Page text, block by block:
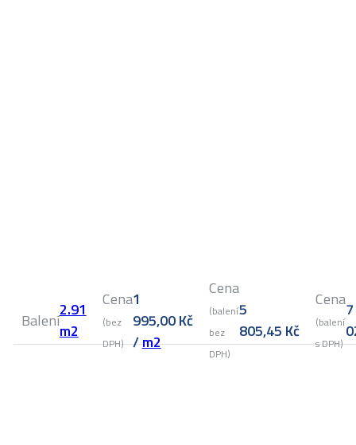
Balení2.91
m2
Cena
(bez
DPH)
1
995,00Kč
/m2
Cena
(balení
bez
DPH)
5
805,45 Kč
Cena
(balení
s DPH)
7